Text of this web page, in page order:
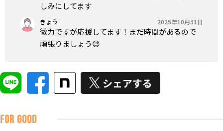
しみにしてます
きょう 2025年10月31日
微力ですが応援してます！まだ時間があるので
頑張りましょう😉
FOR GOOD